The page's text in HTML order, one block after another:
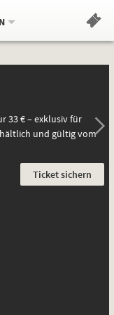
.
33 € – exklusiv für
und gültig vom
Ticket sichern